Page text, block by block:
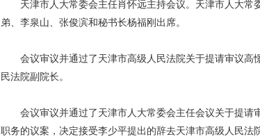
天津市人大常委会主任肖怀远主持会议。天津市人大常
弟、李泉山、张俊滨和秘书长杨福刚出席。
会议审议并通过了天津市高级人民法院关于提请审议高
民法院副院长。
会议审议并通过了天津市人大常委会主任会议关于提请
职务的议案，决定接受李少平提出的辞去天津市高级人民法